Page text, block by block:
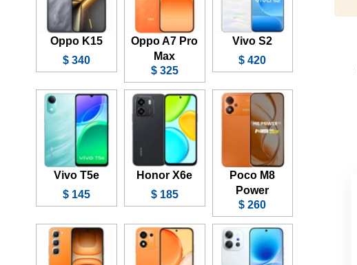
Vivo S2
420 $
Oppo A7 Pro
Max
325 $
Oppo K15
340 $
Poco M8
Power
260 $
Honor X6e
185 $
Vivo T5e
145 $